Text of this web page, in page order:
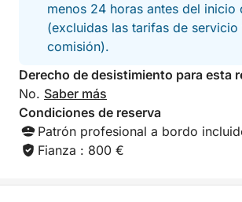
menos 24 horas antes del inicio
(excluidas las tarifas de servicio
comisión).
Derecho de desistimiento para esta
No. Saber más
Condiciones de reserva
Patrón profesional a bordo
Fianza : 800 €